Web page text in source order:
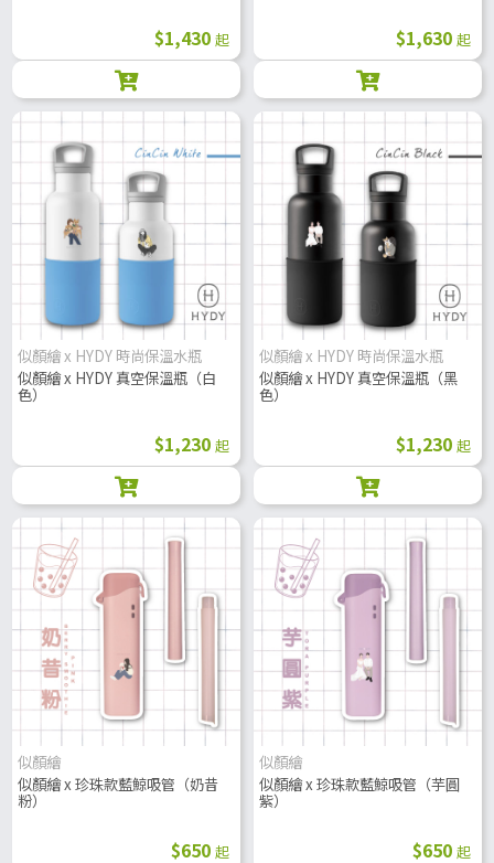
$1,430 起 $1,630 起
似顏繪 x HYDY 時尚保溫水瓶
似顏繪 x HYDY 真空保溫瓶（白
色）
$1,230 起
似顏繪 x HYDY 時尚保溫水瓶
似顏繪 x HYDY 真空保溫瓶（黑
色）
$1,230 起
似顏繪
似顏繪 x 珍珠款藍鯨吸管（奶昔
粉）
$650 起
似顏繪
似顏繪 x 珍珠款藍鯨吸管（芋圓
紫）
$650 起